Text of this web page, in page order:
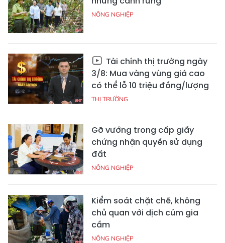
NÔNG NGHIỆP
Tài chính thị trường ngày
3/8: Mua vàng vùng giá cao
có thể lỗ 10 triệu đồng/lượng
THỊ TRƯỜNG
Gỡ vướng trong cấp giấy
chứng nhận quyền sử dụng
đất
NÔNG NGHIỆP
Kiểm soát chặt chẽ, không
chủ quan với dịch cúm gia
cầm
NÔNG NGHIỆP